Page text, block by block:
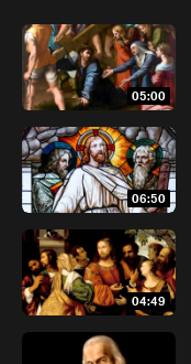
05:00
06:50
04:49